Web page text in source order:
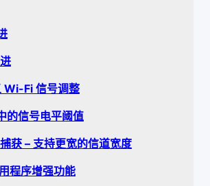
Wi-Fi 信号调整
信号电平阈值
获 – 支持更宽的信道宽度
程序增强功能